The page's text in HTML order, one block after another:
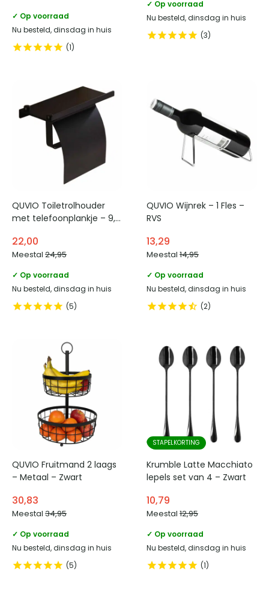
✓ Op voorraad
Nu besteld, dinsdag in huis
1
✓ Op voorraad
Nu besteld, dinsdag in huis
3
QUVIO Toiletrolhouder
met telefoonplankje – 9,5
22,00
Meestal 24,95
✓ Op voorraad
Nu besteld, dinsdag in huis
5
QUVIO Wijnrek – 1 Fles –
RVS
13,29
Meestal 14,95
✓ Op voorraad
Nu besteld, dinsdag in huis
2
QUVIO Fruitmand 2 laags
– Metaal – Zwart
30,83
Meestal 34,95
✓ Op voorraad
Nu besteld, dinsdag in huis
5
STAPELKORTING
Krumble Latte Macchiato
lepels set van 4 – Zwart
10,79
Meestal 12,95
✓ Op voorraad
Nu besteld, dinsdag in huis
1